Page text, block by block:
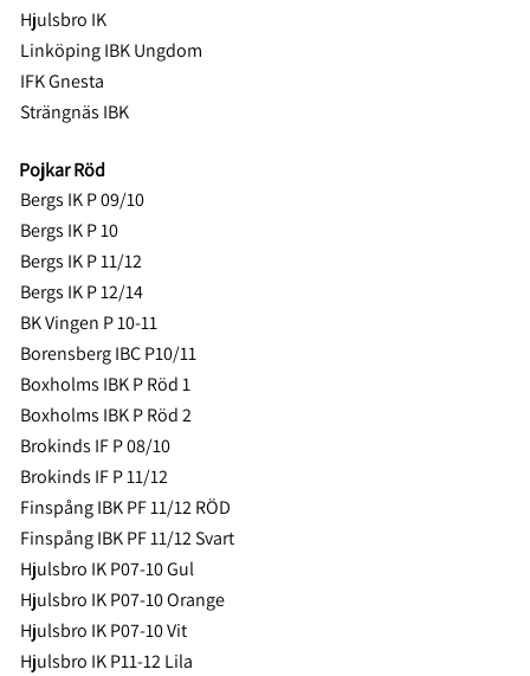
Hjulsbro IK
Linköping IBK Ungdom
IFK Gnesta
Strängnäs IBK
Pojkar Röd
Bergs IK P 09/10
Bergs IK P 10
Bergs IK P 11/12
Bergs IK P 12/14
BK Vingen P 10-11
Borensberg IBC P10/11
Boxholms IBK P Röd 1
Boxholms IBK P Röd 2
Brokinds IF P 08/10
Brokinds IF P 11/12
Finspång IBK PF 11/12 RÖD
Finspång IBK PF 11/12 Svart
Hjulsbro IK P07-10 Gul
Hjulsbro IK P07-10 Orange
Hjulsbro IK P07-10 Vit
Hjulsbro IK P11-12 Lila